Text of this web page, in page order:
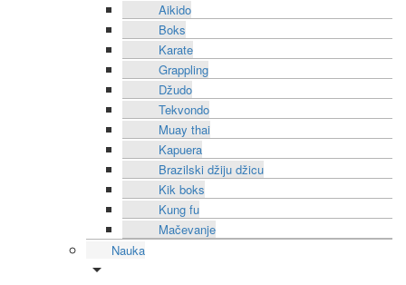
Aikido
Boks
Karate
Grappling
Džudo
Tekvondo
Muay thai
Kapuera
Brazilski džiju džicu
Kik boks
Kung fu
Mačevanje
Nauka